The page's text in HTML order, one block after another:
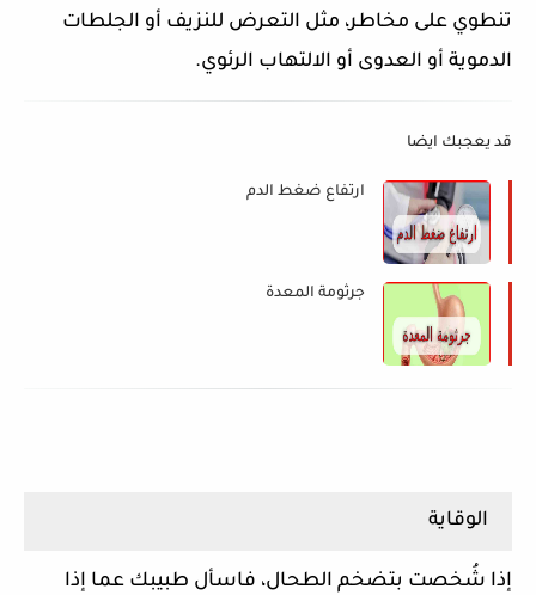
تنطوي على مخاطر، مثل التعرض للنزيف أو الجلطات
الدموية أو العدوى أو الالتهاب الرئوي.
قد يعجبك ايضا
ارتفاع ضغط الدم
جرثومة المعدة
الوقاية
إذا شُخصت بتضخم الطحال، فاسأل طبيبك عما إذا